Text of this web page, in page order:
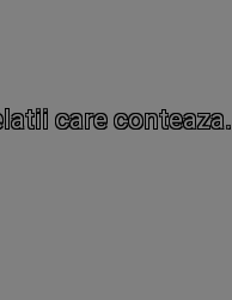
care conteaza.